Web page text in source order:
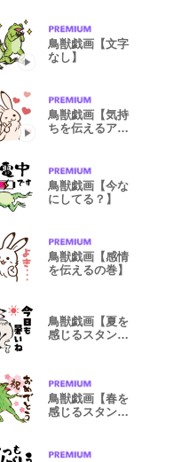
鳥獣戯画【文字
なし】
鳥獣戯画【気持
ちを伝えるアニ
鳥獣戯画【今な
にしてる？】
鳥獣戯画【感情
を伝えるの巻】
鳥獣戯画【夏を
感じるスタン
鳥獣戯画【春を
感じるスタン